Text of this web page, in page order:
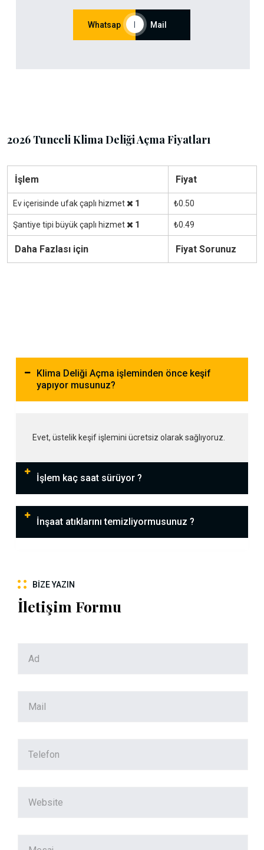
Whatsap | Mail
2026 Tunceli Klima Deliği Açma Fiyatları
İşlem Fiyat
Ev içerisinde ufak çaplı hizmet 1 ₺0.50
Şantiye tipi büyük çaplı hizmet 1 ₺0.49
Daha Fazlası için Fiyat Sorunuz
Klima Deliği Açma işleminden önce keşif
yapıyor musunuz?
Evet, üstelik keşif işlemini ücretsiz olarak sağlıyoruz.
İşlem kaç saat sürüyor ?
İnşaat atıklarını temizliyormusunuz ?
BIZE YAZIN
İletişim Formu